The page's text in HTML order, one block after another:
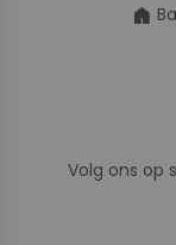
home
Volg ons op